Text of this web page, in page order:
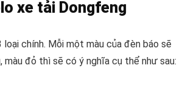
xe tải Dongfeng
chính. Mỗi một màu của đèn báo sẽ
màu đỏ thì sẽ có ý nghĩa cụ thể như sau: